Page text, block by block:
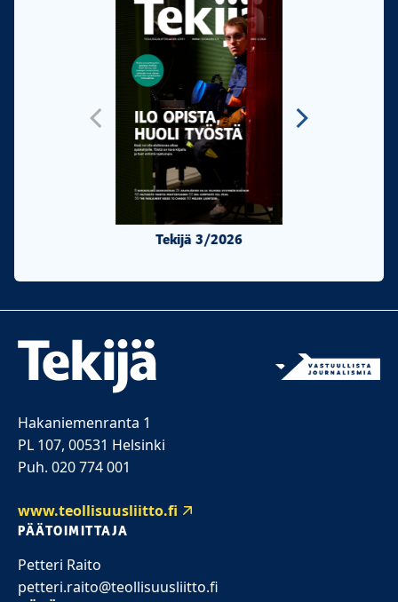
Tekijä 3/2026
Hakaniemenranta 1
PL 107, 00531 Helsinki
Puh. 020 774 001
www.teollisuusliitto.fi
PÄÄTOIMITTAJA
Petteri Raito
petteri.raito@teollisuusliitto.fi